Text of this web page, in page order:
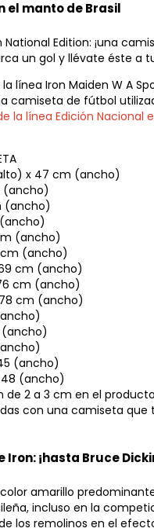
el manto de Brasil
National Edition: ¡una
un gol y llévate éste a
línea Iron Maiden W A
camiseta de fútbol
la línea Edición Nacional
x 47 cm (ancho)
(ancho)
(ancho)
(ancho)
cm (ancho)
cm (ancho)
cm (ancho)
cm (ancho)
(ancho)
(ancho)
48 (ancho)
de 2 a 3 cm en el
con una camiseta
Iron: ¡hasta Bruce
amarillo
incluso en la
los remolinos en el